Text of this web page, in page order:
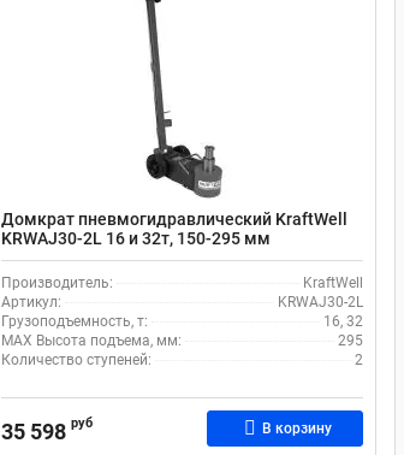
Домкрат пневмогидравлический KraftWell
KRWAJ30-2L 16 и 32т, 150-295 мм
Производитель:
KraftWell
Артикул:
KRWAJ30-2L
Грузоподъемность, т:
16, 32
MAX Высота подъема, мм:
295
Количество ступеней:
2
35 598 руб В корзину